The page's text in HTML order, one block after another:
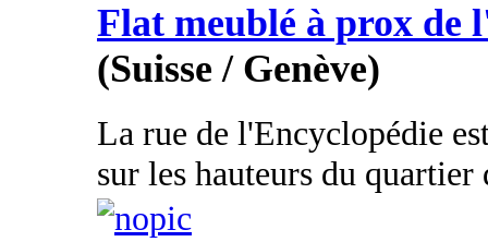
Flat meublé à prox de
(Suisse / Genève)
La rue de l'Encyclopédie
sur les hauteurs du quartier